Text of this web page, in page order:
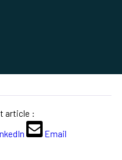
article :
Email